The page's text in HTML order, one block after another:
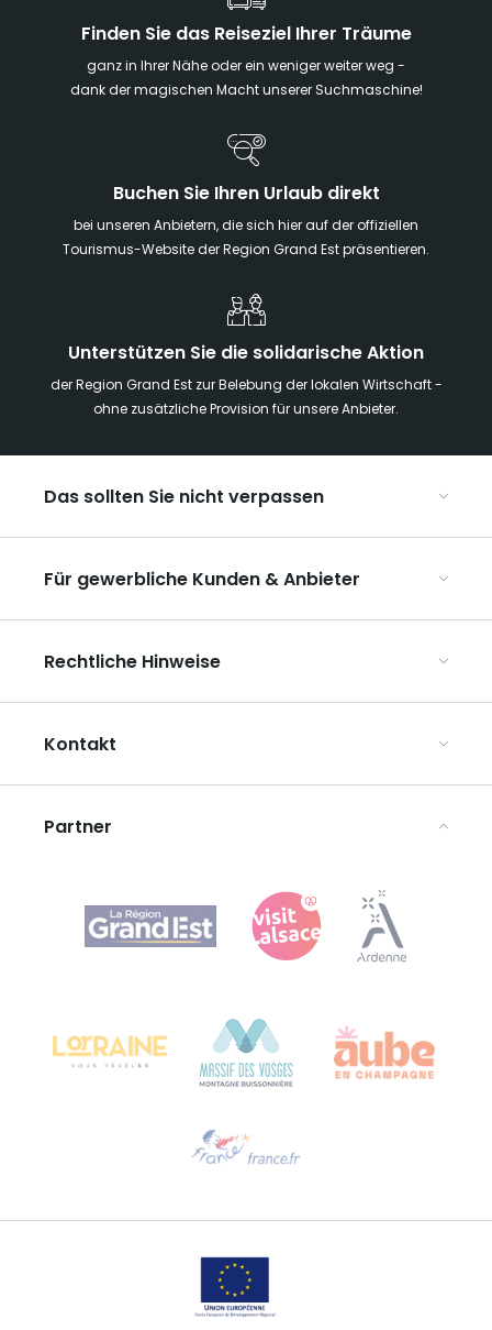
Finden Sie das Reiseziel Ihrer Träume
ganz in Ihrer Nähe oder ein weniger weiter weg -
dank der magischen Macht unserer Suchmaschine!
Buchen Sie Ihren Urlaub direkt
bei unseren Anbietern, die sich hier auf der offiziellen
Tourismus-Website der Region Grand Est präsentieren.
Unterstützen Sie die solidarische Aktion
der Region Grand Est zur Belebung der lokalen Wirtschaft -
ohne zusätzliche Provision für unsere Anbieter.
Das sollten Sie nicht verpassen
Die Weihnachtsmärkte im Grand Est
Ribeauvillé, zwischen Weinbergen und Bergen
Unsere UNESCO-Welterbestätten
Für gewerbliche Kunden & Anbieter
Organisieren Sie Ihre Gruppenreisen
ART GE kennenlernen
Mediaroom
Rechtliche Hinweise
Datenschutzbestimmungen
Rechtliche Hinweise
Kontakt
Agence Régionale du Tourisme Grand Est
Bureau de Colmar (Hauptverwaltung)
Sprechen Sie uns per E-Mail an
Partner